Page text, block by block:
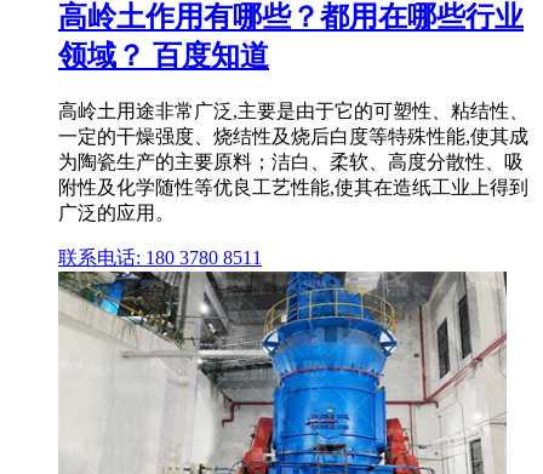
高岭土作用有哪些？都用在哪些行业
领域？ 百度知道
高岭土用途非常广泛,主要是由于它的可塑性、粘结性、
一定的干燥强度、烧结性及烧后白度等特殊性能,使其成
为陶瓷生产的主要原料；洁白、柔软、高度分散性、吸
附性及化学随性等优良工艺性能,使其在造纸工业上得到
广泛的应用。
联系电话: 180 3780 8511